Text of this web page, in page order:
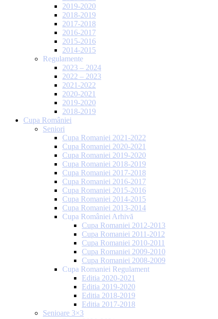
2019-2020
2018-2019
2017-2018
2016-2017
2015-2016
2014-2015
Regulamente
2023 – 2024
2022 – 2023
2021-2022
2020-2021
2019-2020
2018-2019
Cupa României
Seniori
Cupa Romaniei 2021-2022
Cupa Romaniei 2020-2021
Cupa Romaniei 2019-2020
Cupa Romaniei 2018-2019
Cupa Romaniei 2017-2018
Cupa Romaniei 2016-2017
Cupa Romaniei 2015-2016
Cupa Romaniei 2014-2015
Cupa Romaniei 2013-2014
Cupa României Arhivă
Cupa Romaniei 2012-2013
Cupa Romaniei 2011-2012
Cupa Romaniei 2010-2011
Cupa Romaniei 2009-2010
Cupa Romaniei 2008-2009
Cupa Romaniei Regulament
Editia 2020-2021
Editia 2019-2020
Editia 2018-2019
Editia 2017-2018
Senioare 3×3